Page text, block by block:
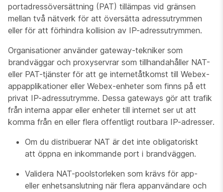
portadressöversättning (PAT) tillämpas vid gränsen
mellan två nätverk för att översätta adressutrymmen
eller för att förhindra kollision av IP-adressutrymmen.
Organisationer använder gateway-tekniker som
brandväggar och proxyservrar som tillhandahåller NAT-
eller PAT-tjänster för att ge internetåtkomst till Webex-
appapplikationer eller Webex-enheter som finns på ett
privat IP-adressutrymme. Dessa gateways gör att trafik
från interna appar eller enheter till internet ser ut att
komma från en eller flera offentligt routbara IP-adresser.
Om du distribuerar NAT är det inte obligatoriskt
att öppna en inkommande port i brandväggen.
Validera NAT-poolstorleken som krävs för app-
eller enhetsanslutning när flera appanvändare och